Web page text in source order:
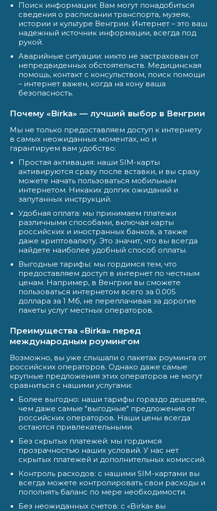
Поиск информации: Вам могут понадобиться
сведения о расписании транспорта, музеях,
истории и культуре Венгрии. Интернет – это ваш
надежный источник информации, всегда под
рукой.
Аварийные ситуации: никто не застрахован от
непредвиденных обстоятельств. Медицинская
помощь, контакт с консульством, поиск помощи
– интернет важен, когда на кону ваша
безопасность.
Почему «Birka» — лучший выбор в Венгрии
Мы не только предоставляем доступ к интернету
в самых неожиданных моментах, но и
гарантируем вам удобство:
Простая активация: наши SIM-карты
активируются сразу после вставки, и вы сразу
можете начать пользоваться мобильным
интернетом. Никаких долгих ожиданий и
запутанных инструкций.
Удобная оплата: мы принимаем платежи
различными способами, включая карты
российских и иностранных банков, а также
даже криптовалюту. Это значит, что вы всегда
найдете наиболее удобный способ оплаты.
Выгодные тарифы: мы гордимся тем, что
предоставляем доступ в интернет по честным
ценам. Например, в Венгрии вы сможете
пользоваться интернетом всего за 0.005
доллара за 1 Мб, не переплачивая за дорогие
пакеты услуг местных операторов.
Преимущества «Birka» перед
международным роумингом
Возможно, вы уже слышали о пакетах роуминга от
российских операторов. Однако даже самые
крупные предложения этих операторов не могут
сравниться с нашими услугами:
Более выгодно: наши тарифы гораздо дешевле,
чем даже самые "выгодные" предложения от
российских операторов. Наши цены всегда
остаются привлекательными.
Без скрытых платежей: мы гордимся
прозрачностью наших условий. У нас нет
скрытых платежей и дополнительных комиссий.
Контроль расходов: с нашими SIM-картами вы
всегда можете контролировать свои расходы и
пополнять баланс по мере необходимости.
Без неожиданных счетов: с «Birka» вы